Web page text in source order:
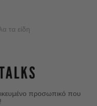
τα είδη
προσωπικό που